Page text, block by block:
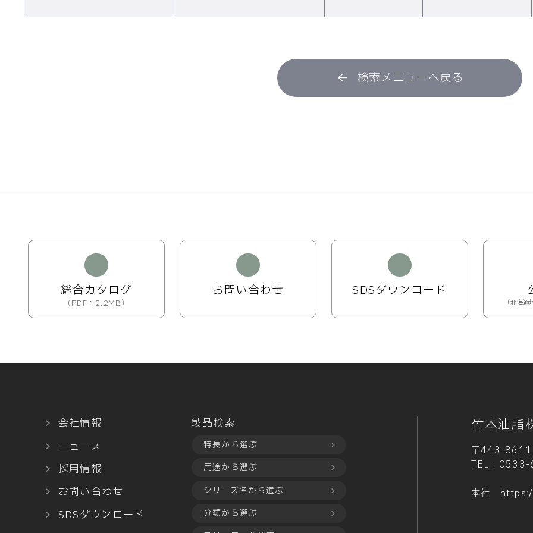
検索メニューへ戻る
総合カタログ
（PDF：2.2MB）
お問い合わせ SDSダウンロード
（北海
会社情報
ニュース
採用情報
お問い合わせ
SDSダウンロード
製品検索
特長から選ぶ
用途から選ぶ
シリーズ名から選ぶ
分類から選ぶ
竹本油脂
〒443-8611
TEL： 0533-
本社